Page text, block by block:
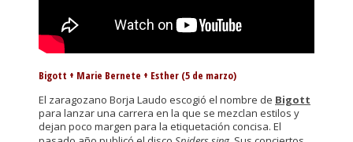
Bigott + Marie Bernete + Esther (5 de marzo)
El zaragozano Borja Laudo escogió el nombre de Bigott
para lanzar una carrera en la que se mezclan estilos y
dejan poco margen para la etiquetación concisa. El